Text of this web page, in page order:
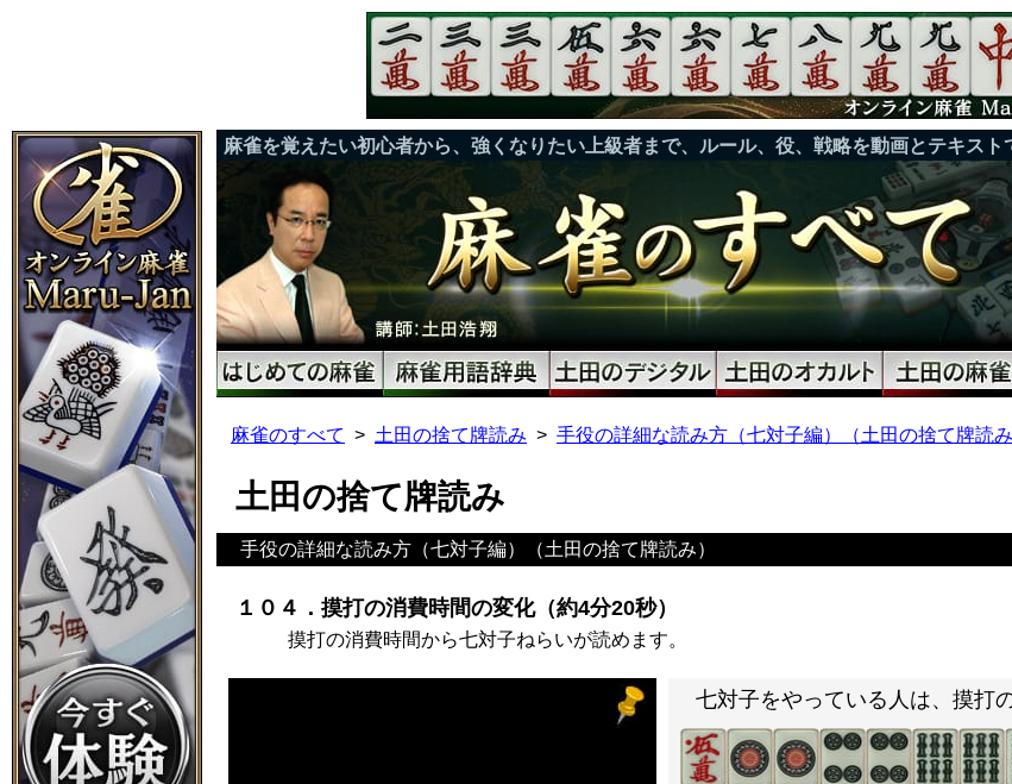
麻雀を覚えたい初心者から、強くなりたい上級者まで、ルール、役、戦略を動画とテキスト
麻雀のすべて 土田の捨て牌読み 手役の詳細な読み方（七対子編）（土田の捨て牌読み
土田の捨て牌読み
手役の詳細な読み方（七対子編）（土田の捨て牌読み）
１０４．摸打の消費時間の変化（約4分20秒）
摸打の消費時間から七対子ねらいが読めます。
七対子をやっている人は、摸打